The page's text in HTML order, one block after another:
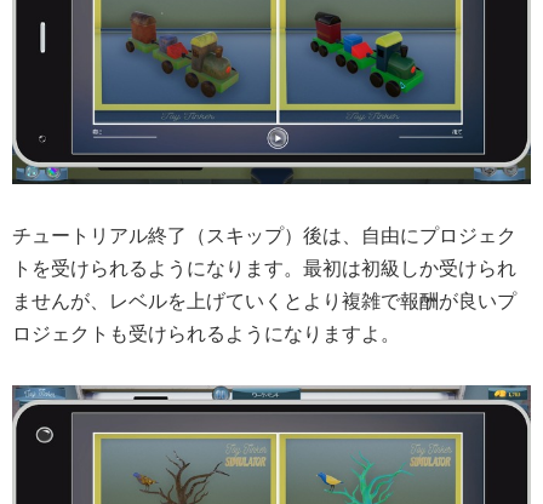
チュートリアル終了（スキップ）後は、自由にプロジェク
トを受けられるようになります。最初は初級しか受けられ
ませんが、レベルを上げていくとより複雑で報酬が良いプ
ロジェクトも受けられるようになりますよ。